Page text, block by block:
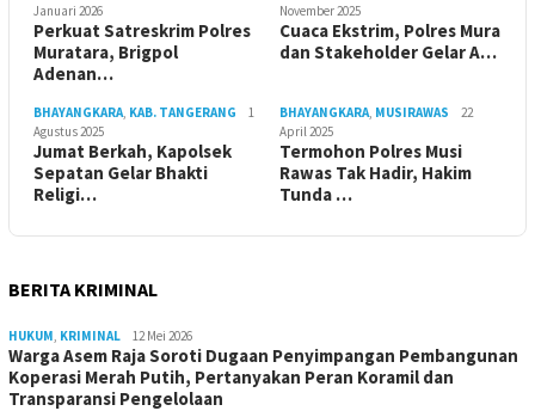
Januari 2026
Perkuat Satreskrim Polres
Muratara, Brigpol
Adenan…
November 2025
Cuaca Ekstrim, Polres Mura
dan Stakeholder Gelar A…
BHAYANGKARA, KAB. TANGERANG
1
Agustus 2025
Jumat Berkah, Kapolsek
Sepatan Gelar Bhakti
Religi…
BHAYANGKARA, MUSIRAWAS
22
April 2025
Termohon Polres Musi
Rawas Tak Hadir, Hakim
Tunda …
BERITA KRIMINAL
HUKUM, KRIMINAL 12 Mei 2026
Warga Asem Raja Soroti Dugaan Penyimpangan Pembangunan
Koperasi Merah Putih, Pertanyakan Peran Koramil dan
Transparansi Pengelolaan